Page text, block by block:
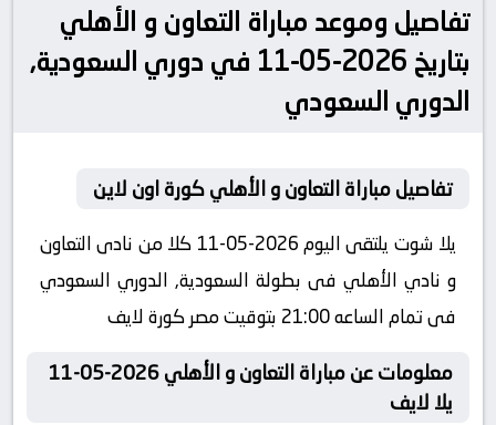
تفاصيل وموعد مباراة التعاون و الأهلي
بتاريخ 2026-05-11 في دوري السعودية,
الدوري السعودي
تفاصيل مباراة التعاون و الأهلي كورة اون لاين
يلا شوت يلتقى اليوم 2026-05-11 كلا من نادى التعاون
و نادي الأهلي فى بطولة السعودية, الدوري السعودي
فى تمام الساعه 21:00 بتوقيت مصر كورة لايف
معلومات عن مباراة التعاون و الأهلي 2026-05-11
يلا لايف